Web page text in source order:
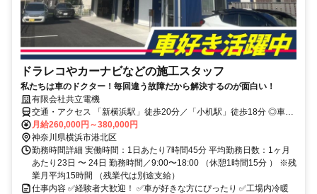
ドラレコやカーナビなどの施工スタッフ
私たちは車のドクター！毎回違う故障だから解決するのが面白い！
有限会社共立電機
交通・アクセス 「新横浜駅」徒歩20分／「⼩机駅」徒歩18分 ◎車通
勤OK
月給260,000円～380,000円
神奈川県横浜市港北区
勤務時間詳細 実働時間：1日あたり7時間45分 平均勤務日数：1ヶ月
あたり23日 〜 24日 勤務時間／9:00〜18:00 （休憩1時間15分 ） ※残
業⽉平均15時間 （残業代は別途⽀給）
仕事内容 ✅経験者大歓迎！ ✅車が好きな方にぴったり ✅工場内冷暖